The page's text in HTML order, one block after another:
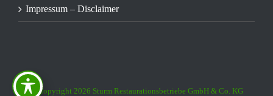
Impressum – Disclaimer
© Copyright 2026 Sturm Restaurationsbetriebe GmbH & Co. KG